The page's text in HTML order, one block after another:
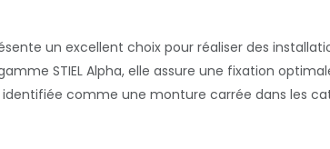
un excellent choix pour réaliser des
STIEL Alpha, elle assure une fixation
comme une monture carrée dans les